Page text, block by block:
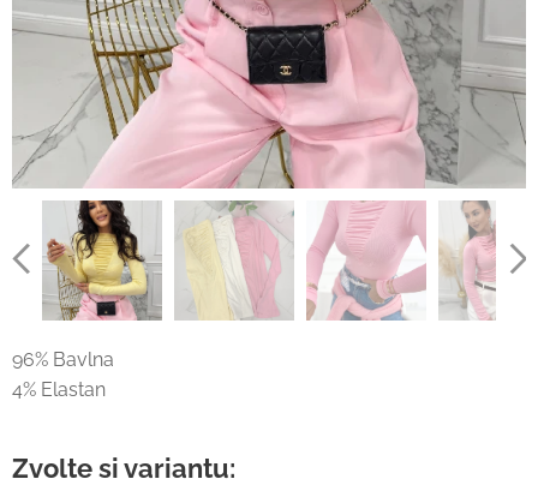
96% Bavlna
4% Elastan
Zvolte si variantu: